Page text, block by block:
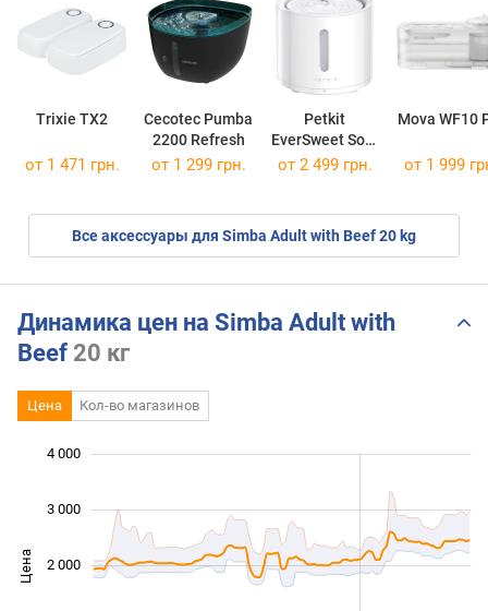
Trixie TX2
Cecotec Pumba
2200 Refresh
Petkit
EverSweet Solo
2
Mova WF10
от 1 471 грн. от 1 299 грн. от 2 499 грн. от 1 999
Все аксессуары для Simba Adult with Beef 20 kg
Динамика цен на Simba Adult with
Beef 20 кг
Цена Кол-во магазинов
Цена 1 000
2 000
3 000
4 000